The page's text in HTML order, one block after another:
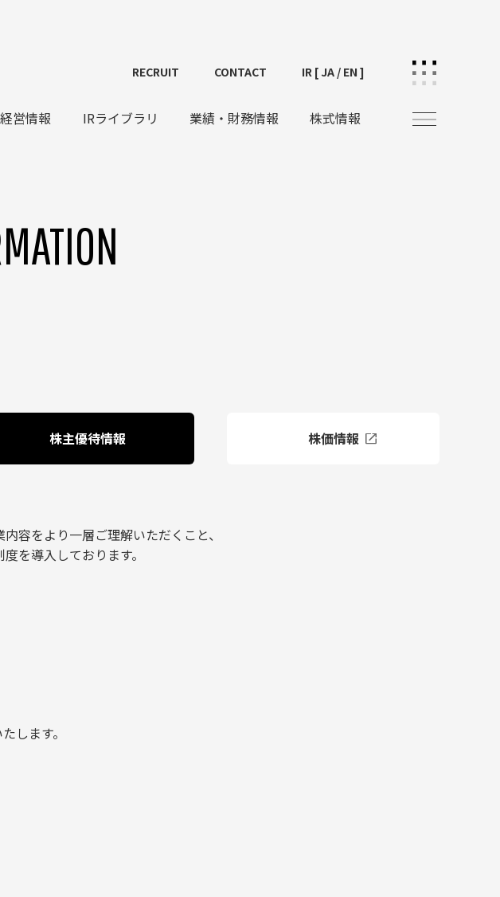
RECRUIT CONTACT IR [ JA / EN ]
経営情報 IRライブラリ 業績・財務情報 株式情報
株主優待情報 株価情報
容をより一層ご理解いただくこと、
を導入しております。
します。